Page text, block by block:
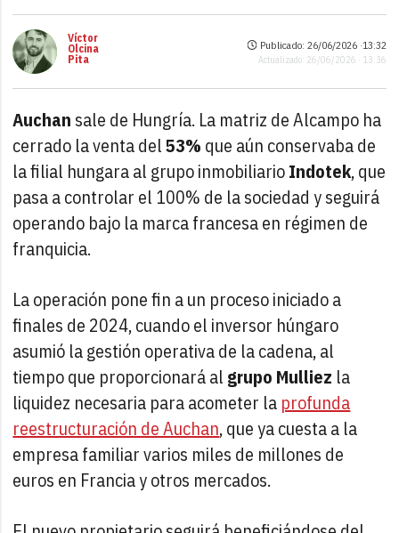
Víctor
Olcina
Pita
Publicado: 26/06/2026 ·13:32
Actualizado: 26/06/2026 · 13:36
Auchan sale de Hungría. La matriz de Alcampo ha
cerrado la venta del53% que aún conservaba de
la filial hungara al grupo inmobiliarioIndotek, que
pasa a controlar el 100% de la sociedad y seguirá
operando bajo la marca francesa en régimen de
franquicia.
La operación pone fin a un proceso iniciado a
finales de 2024, cuando el inversor húngaro
asumió la gestión operativa de la cadena, al
tiempo que proporcionará al grupo Mulliez la
liquidez necesaria para acometer la profunda
reestructuración de Auchan, que ya cuesta a la
empresa familiar varios miles de millones de
euros en Francia y otros mercados.